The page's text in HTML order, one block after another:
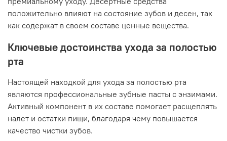
положительно влияют на состояние зубов и десен, так
как содержат в своем составе ценные вещества.
Ключевые достоинства ухода за полостью
рта
Настоящей находкой для ухода за полостью рта
являются профессиональные зубные пасты с энзимами.
Активный компонент в их составе помогает расщеплять
налет и остатки пищи, благодаря чему повышается
качество чистки зубов.